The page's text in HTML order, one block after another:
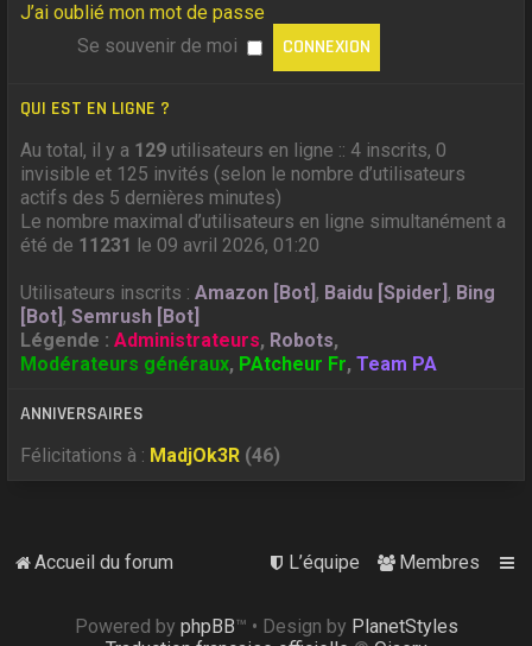
J’ai oublié mon mot de passe
Se souvenir de moi
QUI EST EN LIGNE ?
Au total, il y a 129 utilisateurs en ligne :: 4 inscrits, 0
invisible et 125 invités (selon le nombre d’utilisateurs
actifs des 5 dernières minutes)
Le nombre maximal d’utilisateurs en ligne simultanément a
été de 11231 le 09 avril 2026, 01:20
Utilisateurs inscrits :Amazon [Bot], Baidu [Spider], Bing
[Bot],Semrush [Bot]
Légende :Administrateurs, Robots,
Modérateurs généraux, PAtcheur Fr,Team PA
ANNIVERSAIRES
Félicitations à : MadjOk3R (46)
Accueil du forum Membres
L’équipe
Powered by phpBB™ • Design by PlanetStyles